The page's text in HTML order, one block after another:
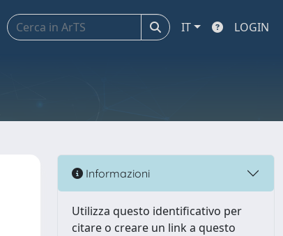
IT LOGIN
Informazioni
Utilizza questo identificativo per
citare o creare un link a questo